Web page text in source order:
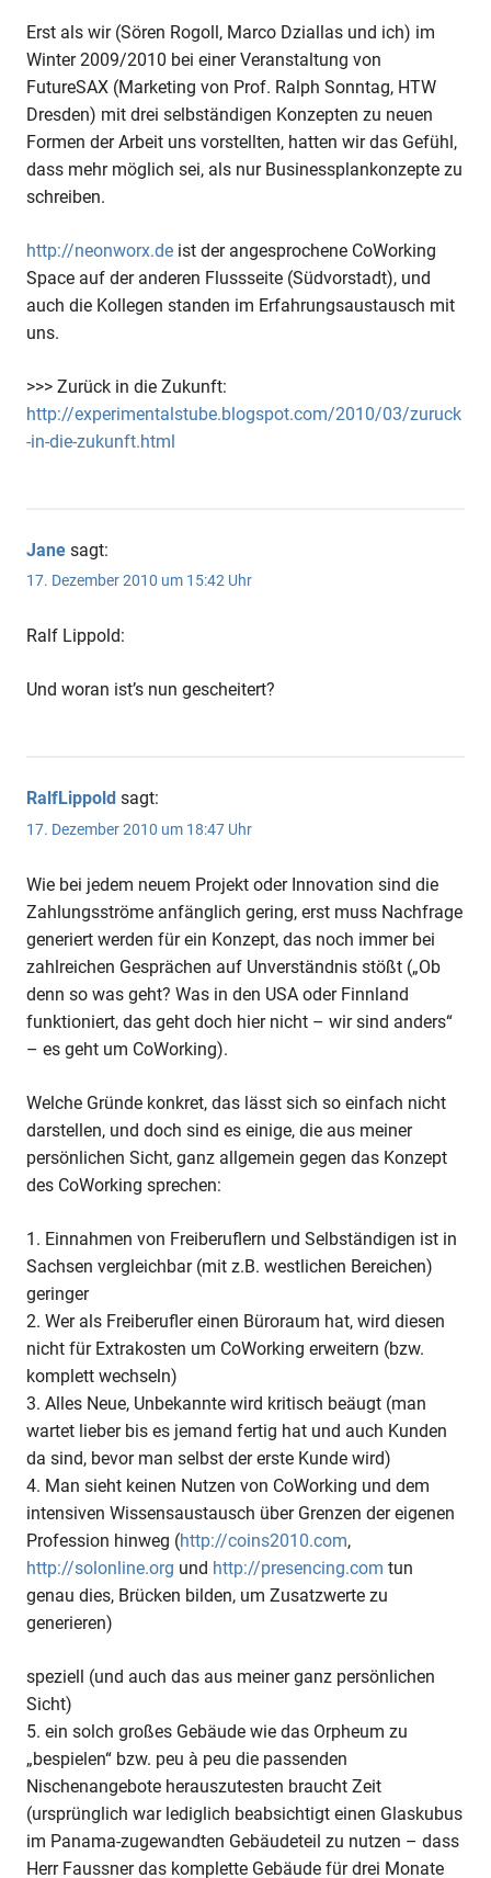
Erst als wir (Sören Rogoll, Marco Dziallas und ich) im
Winter 2009/2010 bei einer Veranstaltung von
FutureSAX (Marketing von Prof. Ralph Sonntag, HTW
Dresden) mit drei selbständigen Konzepten zu neuen
Formen der Arbeit uns vorstellten, hatten wir das Gefühl,
dass mehr möglich sei, als nur Businessplankonzepte zu
schreiben.
http://neonworx.de ist der angesprochene CoWorking
Space auf der anderen Flussseite (Südvorstadt), und
auch die Kollegen standen im Erfahrungsaustausch mit
uns.
>>> Zurück in die Zukunft:
http://experimentalstube.blogspot.com/2010/03/zuruck
-in-die-zukunft.html
Jane sagt:
17. Dezember 2010 um 15:42 Uhr
Ralf Lippold:
Und woran ist’s nun gescheitert?
RalfLippold sagt:
17. Dezember 2010 um 18:47 Uhr
Wie bei jedem neuem Projekt oder Innovation sind die
Zahlungsströme anfänglich gering, erst muss Nachfrage
generiert werden für ein Konzept, das noch immer bei
zahlreichen Gesprächen auf Unverständnis stößt („Ob
denn so was geht? Was in den USA oder Finnland
funktioniert, das geht doch hier nicht – wir sind anders“
– es geht um CoWorking).
Welche Gründe konkret, das lässt sich so einfach nicht
darstellen, und doch sind es einige, die aus meiner
persönlichen Sicht, ganz allgemein gegen das Konzept
des CoWorking sprechen:
1. Einnahmen von Freiberuflern und Selbständigen ist in
Sachsen vergleichbar (mit z.B. westlichen Bereichen)
geringer
2. Wer als Freiberufler einen Büroraum hat, wird diesen
nicht für Extrakosten um CoWorking erweitern (bzw.
komplett wechseln)
3. Alles Neue, Unbekannte wird kritisch beäugt (man
wartet lieber bis es jemand fertig hat und auch Kunden
da sind, bevor man selbst der erste Kunde wird)
4. Man sieht keinen Nutzen von CoWorking und dem
intensiven Wissensaustausch über Grenzen der eigenen
Profession hinweg (http://coins2010.com,
http://solonline.org und http://presencing.com tun
genau dies, Brücken bilden, um Zusatzwerte zu
generieren)
speziell (und auch das aus meiner ganz persönlichen
Sicht)
5. ein solch großes Gebäude wie das Orpheum zu
„bespielen“ bzw. peu à peu die passenden
Nischenangebote herauszutesten braucht Zeit
(ursprünglich war lediglich beabsichtigt einen Glaskubus
im Panama-zugewandten Gebäudeteil zu nutzen – dass
Herr Faussner das komplette Gebäude für drei Monate